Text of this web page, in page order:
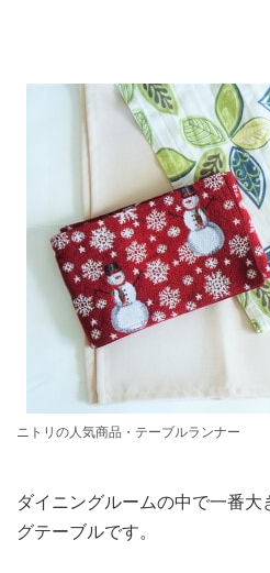
ニトリの人気商品・テーブルランナー
ダイニングルームの中で一番
グテーブルです。